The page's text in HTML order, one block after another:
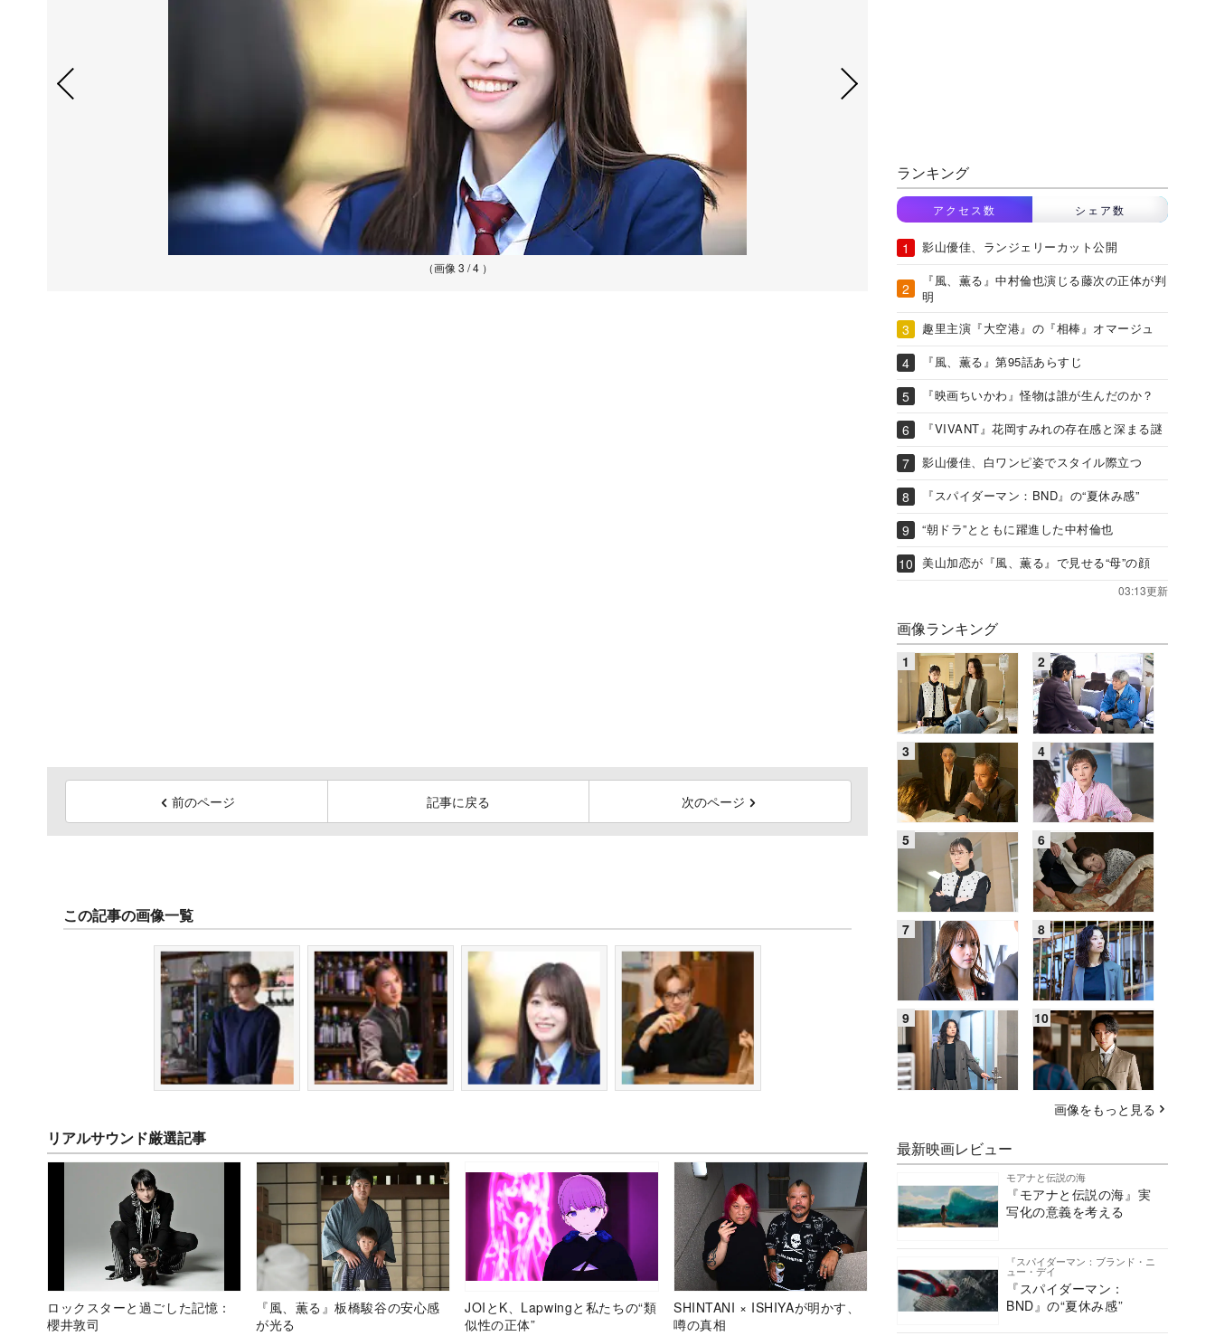
（画像 3 / 4 ）
前のページ 記事に戻る 次のページ
この記事の画像一覧
リアルサウンド厳選記事
ロックスターと過ごした記憶：
櫻井敦司
『風、薫る』板橋駿谷の安心感
が光る
JOIとK、Lapwingと私たちの“類
似性の正体”
SHINTANI × ISHIYAが明かす、
噂の真相
ランキング
アクセス数 シェア数
影山優佳、ランジェリーカット公開
『風、薫る』中村倫也演じる藤次の正体が判
明
趣里主演『大空港』の『相棒』オマージュ
『風、薫る』第95話あらすじ
『映画ちいかわ』怪物は誰が生んだのか？
『VIVANT』花岡すみれの存在感と深まる謎
影山優佳、白ワンピ姿でスタイル際立つ
『スパイダーマン：BND』の“夏休み感”
“朝ドラ”とともに躍進した中村倫也
美山加恋が『風、薫る』で見せる“母”の顔
03:13更新
画像ランキング
画像をもっと見る
最新映画レビュー
モアナと伝説の海
『モアナと伝説の海』実
写化の意義を考える
『スパイダーマン：ブランド・ニ
ュー・デイ
『スパイダーマン：
BND』の“夏休み感”